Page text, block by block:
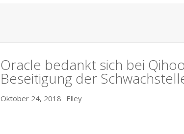
Oracle bedankt sich bei
Beseitigung der
Oktober 24, 2018 Elley